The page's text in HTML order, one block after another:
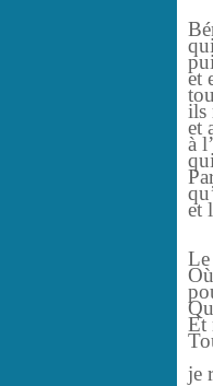
et
ils
et
à
et
Le
Et
je